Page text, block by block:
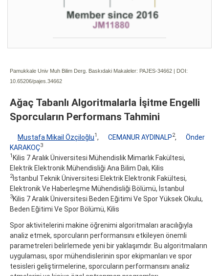
Pamukkale Univ Muh Bilim Derg. Baskıdaki Makaleler: PAJES-34662 | DOI:
10.65206/pajes.34662
Ağaç Tabanlı Algoritmalarla İşitme Engelli
Sporcuların Performans Tahmini
Mustafa Mikail Özçiloğlu1 , CEMANUR AYDINALP2,
Önder
KARAKOÇ3
1 Kilis 7 Aralık Üniversitesi Mühendislik Mimarlık Fakültesi,
Elektrik Elektronik Mühendisliği Ana Bilim Dalı, Kilis
2İstanbul Teknik Üniversitesi Elektrik Elektronik Fakültesi,
Elektronik Ve Haberleşme Mühendisliği Bölümü, İstanbul
3Kilis 7 Aralık Üniversitesi Beden Eğitimi Ve Spor Yüksek Okulu,
Beden Eğitimi Ve Spor Bölümü, Kilis
Spor aktivitelerini makine öğrenimi algoritmaları aracılığıyla
analiz etmek, sporcuların performansını etkileyen önemli
parametreleri belirlemede yeni bir yaklaşımdır. Bu algoritmaların
uygulaması, spor mühendislerinin spor ekipmanları ve spor
tesisleri geliştirmelerine, sporcuların performansını analiz